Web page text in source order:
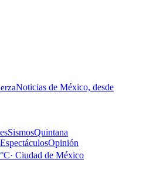
Noticias de México, desde
SismosQuintana
EspectáculosOpinión
°C· Ciudad de México